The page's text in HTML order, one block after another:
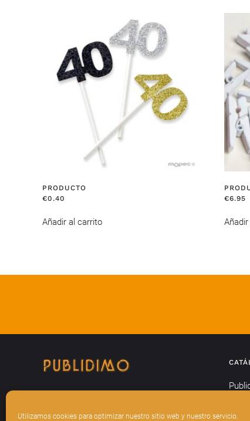
Utilizamos cookies para optimizar nuestro sitio web y nuestro servicio.
PRODUCTO
€0.40
Añadir al carrito
€6.95